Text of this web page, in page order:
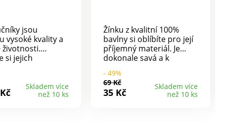
jsou
vysoké kvality a
životnosti.
si jejich
Jsou ze 100%
a proto lze při
použít i
Skladem více
než 10 ks
Žínku z kvalitní 100%
bavlny si oblíbíte pro její
příjemný materiál. Je
dokonale savá a k
Obdélníkový tvar do ní
umožní pohodlně vložit
celou ruku. Díky všitému
- 49%
69 Kč
35 Kč
Skladem více
než 10 ks